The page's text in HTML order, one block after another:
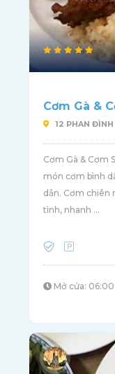
Cơm Gà &
12 PHAN ĐÌNH
Cơm Gà & Cơm
món cơm bình
dẫn. Cơm chiên
tình, nhanh ...
Mở cửa: 06:00